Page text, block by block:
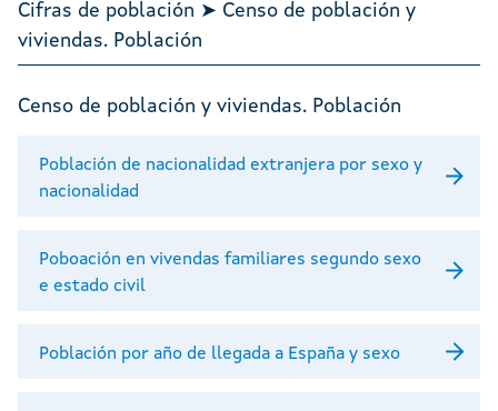
Cifras de población ➤ Censo de población y
viviendas. Población
Censo de población y viviendas. Población
Población de nacionalidad extranjera por sexo y
nacionalidad
Poboación en vivendas familiares segundo sexo
e estado civil
Población por año de llegada a España y sexo